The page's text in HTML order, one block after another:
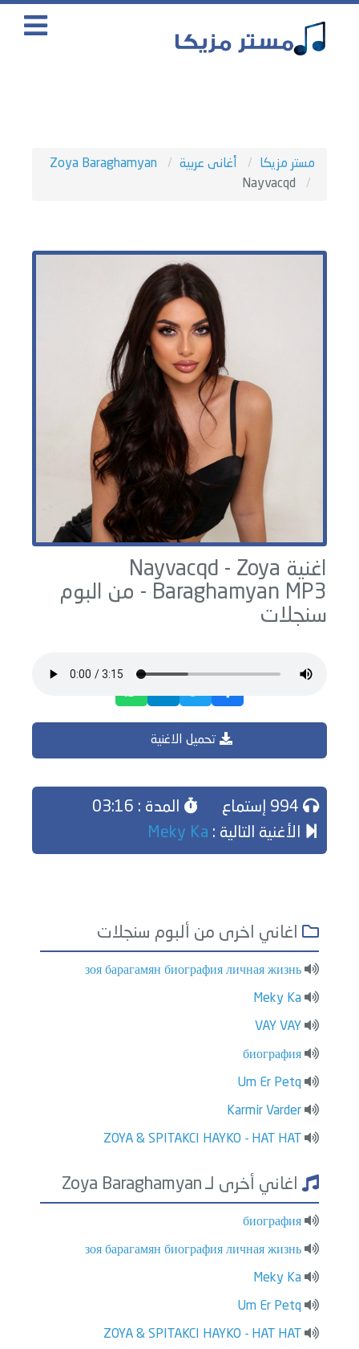
مستر مزيكا أغانى عربية
Zoya Baraghamyan
Nayvacqd
اغنية Nayvacqd - Zoya
Baraghamyan MP3 - من البوم
سنجلات
تحميل الاغنية
المدة : 03:16
الأغنية التالية : Meky Ka
اغاني اخرى من ألبوم سنجلات
зоя барагамян биография личная жизнь
Meky Ka
VAY VAY
биография
Um Er Petq
Karmir Varder
ZOYA & SPITAKCI HAYKO - HAT HAT
اغاني أخرى لـ Zoya Baraghamyan
биография
зоя барагамян биография личная жизнь
Meky Ka
Um Er Petq
ZOYA & SPITAKCI HAYKO - HAT HAT